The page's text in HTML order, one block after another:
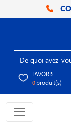
FAVORIS
0 produit(s)